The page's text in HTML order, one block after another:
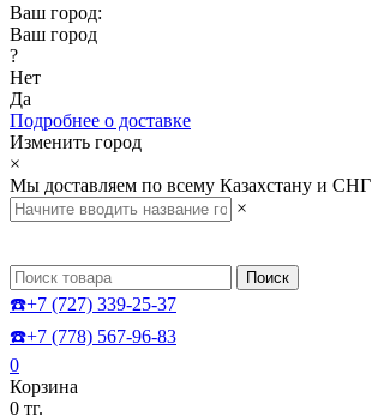
Ваш город:
Ваш город
?
Нет
Да
Подробнее о доставке
Изменить город
×
Мы доставляем по всему Казахстану и СНГ
×
Поиск
☎️+7 (727) 339-25-37
☎️+7 (778) 567-96-83
0
Корзина
0 тг.